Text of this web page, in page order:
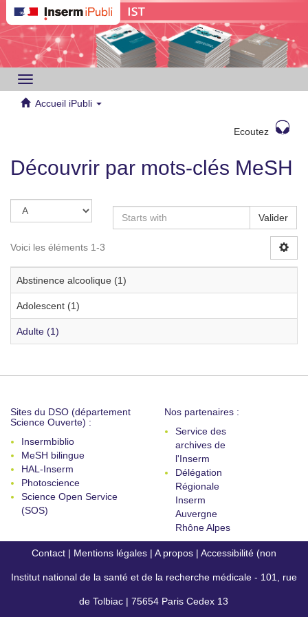
Toggle
navigation
Accueil iPubli
Ecoutez
Découvrir par mots-clés MeSH
Valider
Voici les éléments 1-3
Abstinence alcoolique (1)
Adolescent (1)
Adulte (1)
Sites du DSO (département
Science Ouverte) :
Insermbiblio
MeSH bilingue
HAL-Inserm
Photoscience
Science Open Service
(SOS)
Nos partenaires :
Service des
archives de
l'Inserm
Délégation
Régionale
Inserm
Auvergne
Rhône Alpes
Contact | Mentions légales | A propos | Accessibilité (non
conforme)
Institut national de la santé et de la recherche médicale - 101, rue
de Tolbiac | 75654 Paris Cedex 13